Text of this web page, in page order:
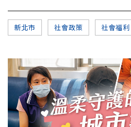
新北市 社會政策 社會福利